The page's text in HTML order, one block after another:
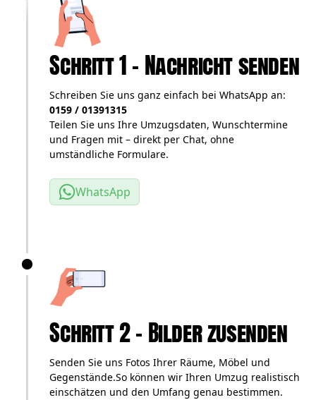
Schritt 1 – Nachricht senden
Schreiben Sie uns ganz einfach bei WhatsApp an:
0159 / 01391315
Teilen Sie uns Ihre Umzugsdaten, Wunschtermine
und Fragen mit – direkt per Chat, ohne
umständliche Formulare.
WhatsApp
Schritt 2 – Bilder zusenden
Senden Sie uns Fotos Ihrer Räume, Möbel und
Gegenstände.So können wir Ihren Umzug realistisch
einschätzen und den Umfang genau bestimmen.